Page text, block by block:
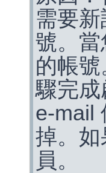
需要
號。
的帳
驟完
e-mail
掉。
員。